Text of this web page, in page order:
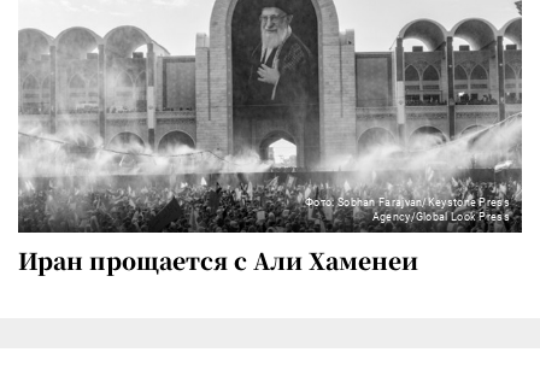
Фото: Sobhan Farajvan/Keystone Press
Agency/Global Look Press
Иран прощается с Али Хаменеи